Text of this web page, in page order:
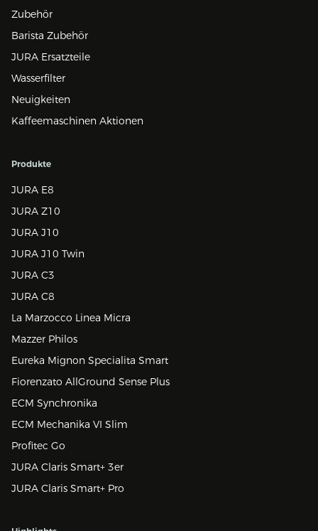
Zubehör
Barista Zubehör
JURA Ersatzteile
Wasserfilter
Neuigkeiten
Kaffeemaschinen Aktionen
Produkte
JURA E8
JURA Z10
JURA J10
JURA J10 Twin
JURA C3
JURA C8
La Marzocco Linea Micra
Mazzer Philos
Eureka Mignon Specialita Smart
Fiorenzato AllGround Sense Plus
ECM Synchronika
ECM Mechanika VI Slim
Profitec Go
JURA Claris Smart+ 3er
JURA Claris Smart+ Pro